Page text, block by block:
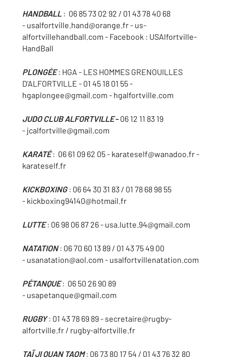
HANDBALL : 06 85 73 02 92 / 01 43 78 40 68
- usalfortville.hand@orange.fr - us-
alfortvillehandball.com - Facebook : USAlfortville-
HandBall
PLONGÉE: HGA - LES HOMMES GRENOUILLES
D’ALFORTVILLE - 01 45 18 01 55 -
hgaplongee@gmail.com - hgalfortville.com
JUDO CLUB ALFORTVILLE- 06 12 11 83 19
- jcalfortville@gmail.com
KARATÉ: 06 61 09 62 05 - karateself@wanadoo.fr -
karateself.fr
KICKBOXING: 06 64 30 31 83 / 01 78 68 98 55
- kickboxing94140@hotmail.fr
LUTTE : 06 98 06 87 26 - usa.lutte.94@gmail.com
NATATION: 06 70 60 13 89 / 01 43 75 49 00
- usanatation@aol.com - usalfortvillenatation.com
PÉTANQUE: 06 50 26 90 89
- usapetanque@gmail.com
RUGBY: 01 43 78 69 89 - secretaire@rugby-
alfortville.fr / rugby-alfortville.fr
TAÏ JI QUAN TAOM: 06 73 80 17 54 / 01 43 76 32 80